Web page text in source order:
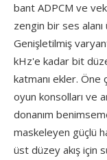
bant ADPCM ve
zengin bir ses
Genişletilmiş
kHz'e kadar bit
katmanı ekler. Öne
oyun konsolları ve
donanım
maskeleyen güçlü
üst düzey akış için